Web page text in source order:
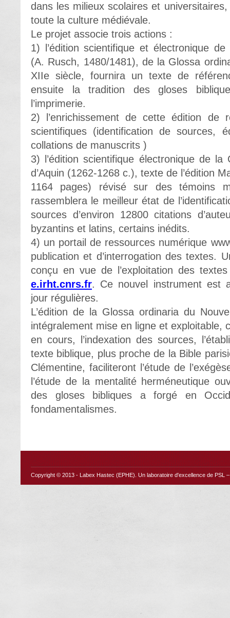
dans les milieux scolaires et universitaires,
toute la culture médiévale.
Le projet associe trois actions :
1) l’édition scientifique et électronique de
(A. Rusch, 1480/1481), de la Glossa
XIIe siècle, fournira un texte de
ensuite la tradition des gloses
l’imprimerie.
2) l’enrichissement de cette édition de
scientifiques (identification de sources,
collations de manuscrits )
3) l’édition scientifique électronique de
d’Aquin (1262-1268 c.), texte de l’édition
1164 pages) révisé sur des témoins
rassemblera le meilleur état de
sources d’environ 12800 citations
byzantins et latins, certains inédits.
4) un portail de ressources numérique
publication et d’interrogation des textes.
conçu en vue de l’exploitation des
e.irht.cnrs.fr. Ce nouvel instrument est
jour régulières.
L’édition de la Glossa ordinaria du
intégralement mise en ligne et exploitable,
en cours, l’indexation des sources,
texte biblique, plus proche de la Bible
Clémentine, faciliteront l’étude de
l’étude de la mentalité herméneutique
des gloses bibliques a forgé en
fondamentalismes.
Copyright © 2013 - Labex Hastec (EPHE) . Un laboratoire d'excellence de